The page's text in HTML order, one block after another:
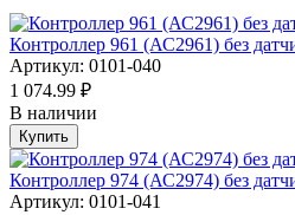
Контроллер 961 (АС2961) без
Артикул: 0101-040
1 074.99 ₽
В наличии
Купить
Контроллер 974 (АС2974) без
Артикул: 0101-041